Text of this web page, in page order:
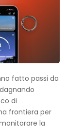
fatto passi da
di
frontiera per
la